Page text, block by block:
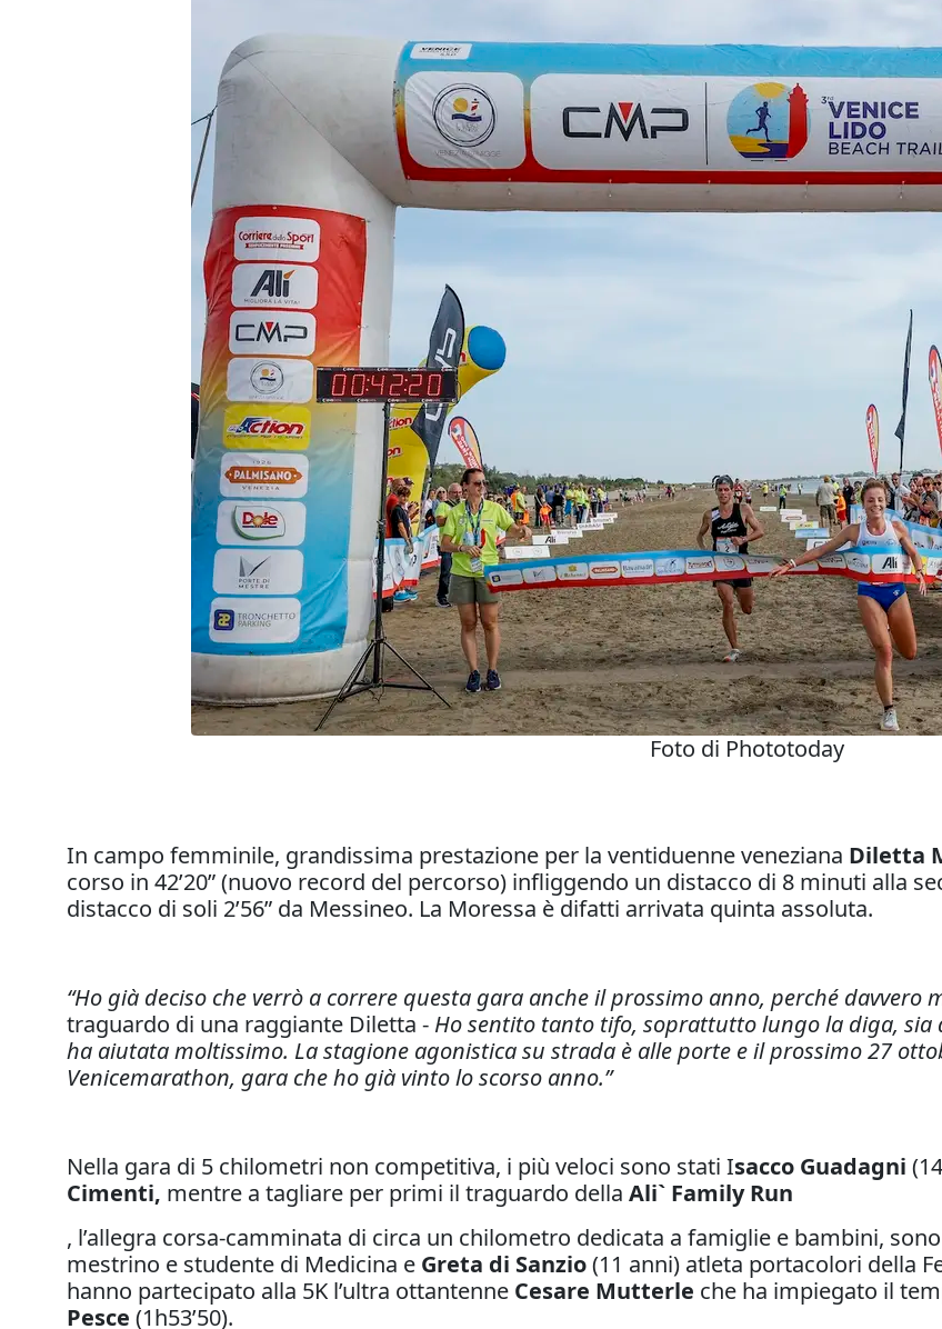
Foto di Phototoday
In campo femminile, grandissima prestazione per la ventiduenne veneziana Diletta
corso in 42’20” (nuovo record del percorso) infliggendo un distacco di 8 minuti alla
distacco di soli 2’56” da Messineo. La Moressa è difatti arrivata quinta assoluta.
“Ho già deciso che verrò a correre questa gara anche il prossimo anno, perché davvero
traguardo di una raggiante Diletta - Ho sentito tanto tifo, soprattutto lungo la diga,
ha aiutata moltissimo. La stagione agonistica su strada è alle porte e il prossimo 27
Venicemarathon, gara che ho già vinto lo scorso anno.”
Nella gara di 5 chilometri non competitiva, i più veloci sono stati Isacco Guadagni
Cimenti, mentre a tagliare per primi il traguardo della Ali` Family Run
, l’allegra corsa-camminata di circa un chilometro dedicata a famiglie e bambini,
mestrino e studente di Medicina e Greta di Sanzio(11 anni) atleta portacolori della
hanno partecipato alla 5K l’ultra ottantenne Cesare Mutterle che ha impiegato il
Pesce (1h53’50).